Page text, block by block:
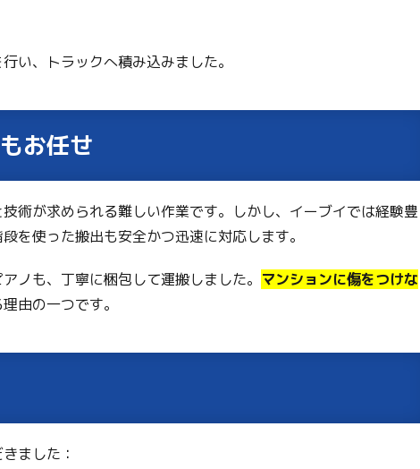
い、トラックへ積み込みました。
お任せ
術が求められる難しい作業です。しかし、イーブイでは経験豊
を使った搬出も安全かつ迅速に対応します。
ノも、丁寧に梱包して運搬しました。 マンションに傷をつけな
由の一つです。
ました：